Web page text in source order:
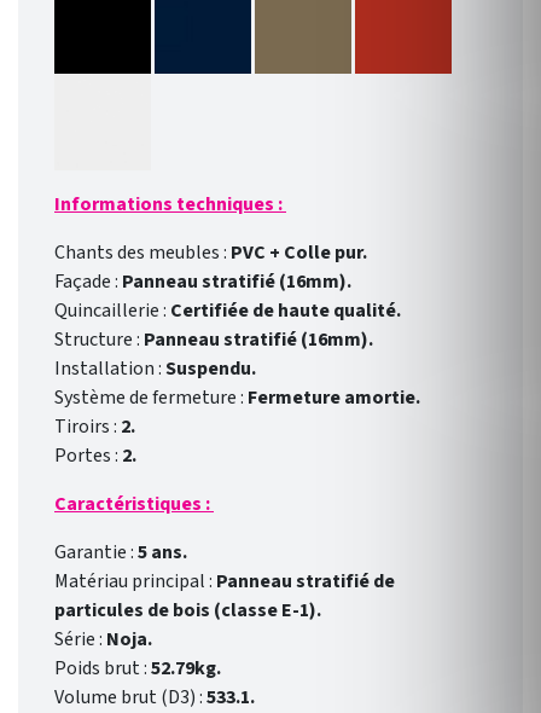
Informations techniques :
Chants des meubles : PVC + Colle pur.
Façade : Panneau stratifié (16mm).
Quincaillerie : Certifiée de haute qualité.
Structure : Panneau stratifié (16mm).
Installation :Suspendu.
Système de fermeture : Fermeture amortie.
Tiroirs : 2.
Portes : 2.
Caractéristiques :
Garantie :5 ans.
Matériau principal : Panneau stratifié de
particules de bois (classe E-1).
Série : Noja.
Poids brut :52.79kg.
Volume brut (D3) :533.1.